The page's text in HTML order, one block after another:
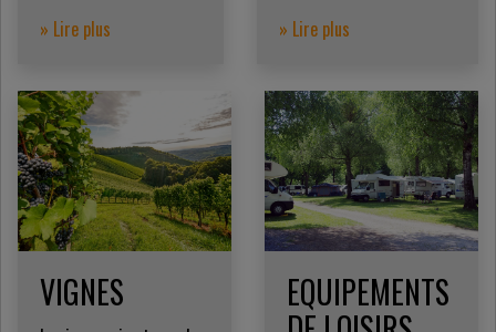
» Lire plus
» Lire plus
VIGNES
EQUIPEMENTS